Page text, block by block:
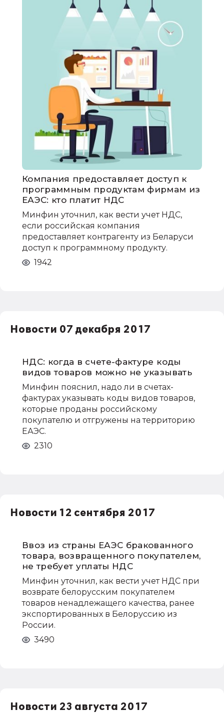
Компания предоставляет доступ к
программным продуктам фирмам из
ЕАЭС: кто платит НДС
Минфин уточнил, как вести учет НДС,
если российская компания
предоставляет контрагенту из Беларуси
доступ к программному продукту.
1942
Новости 07 декабря 2017
НДС: когда в счете-фактуре коды
видов товаров можно не указывать
Минфин пояснил, надо ли в счетах-
фактурах указывать коды видов товаров,
которые проданы российскому
покупателю и отгружены на территорию
ЕАЭС.
2310
Новости 12 сентября 2017
Ввоз из страны ЕАЭС бракованного
товара, возвращенного покупателем,
не требует уплаты НДС
Минфин уточнил, как вести учет НДС при
возврате белорусским покупателем
товаров ненадлежащего качества, ранее
экспортированных в Белоруссию из
России.
3490
Новости 23 августа 2017